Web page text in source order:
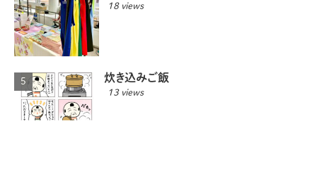
18 views
炊き込みご飯
13 views